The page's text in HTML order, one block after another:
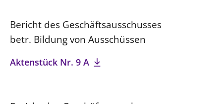
Bericht des Geschäftsausschusses
betr. Bildung von Ausschüssen
Aktenstück Nr. 9 A